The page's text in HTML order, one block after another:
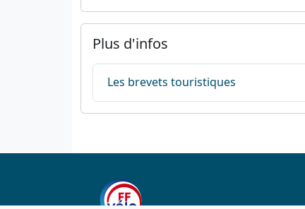
Plus d'infos
Les brevets touristiques